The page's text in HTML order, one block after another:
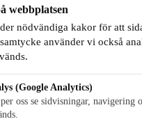
webbplatsen
nödvändiga kakor för att
använder vi också
(Google Analytics)
oss se sidvisningar, navigering